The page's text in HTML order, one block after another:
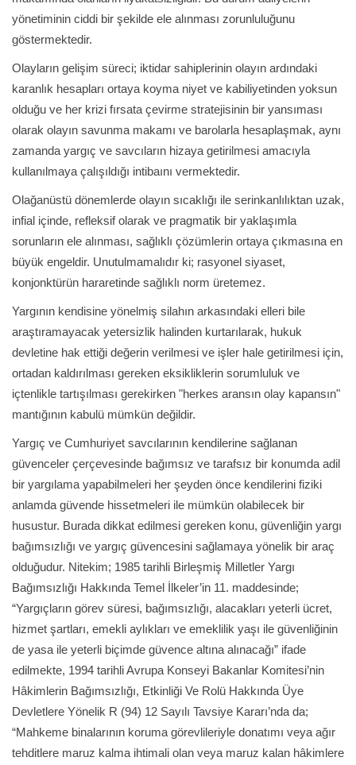
yönetiminin ciddi bir şekilde ele alınması zorunluluğunu
göstermektedir.
Olayların gelişim süreci; iktidar sahiplerinin olayın ardındaki
karanlık hesapları ortaya koyma niyet ve kabiliyetinden yoksun
olduğu ve her krizi fırsata çevirme stratejisinin bir yansıması
olarak olayın savunma makamı ve barolarla hesaplaşmak, aynı
zamanda yargıç ve savcıların hizaya getirilmesi amacıyla
kullanılmaya çalışıldığı intibaını vermektedir.
Olağanüstü dönemlerde olayın sıcaklığı ile serinkanlılıktan uzak,
infial içinde, refleksif olarak ve pragmatik bir yaklaşımla
sorunların ele alınması, sağlıklı çözümlerin ortaya çıkmasına en
büyük engeldir. Unutulmamalıdır ki; rasyonel siyaset,
konjonktürün hararetinde sağlıklı norm üretemez.
Yargının kendisine yönelmiş silahın arkasındaki elleri bile
araştıramayacak yetersizlik halinden kurtarılarak, hukuk
devletine hak ettiği değerin verilmesi ve işler hale getirilmesi için,
ortadan kaldırılması gereken eksikliklerin sorumluluk ve
içtenlikle tartışılması gerekirken "herkes aransın olay kapansın"
mantığının kabulü mümkün değildir.
Yargıç ve Cumhuriyet savcılarının kendilerine sağlanan
güvenceler çerçevesinde bağımsız ve tarafsız bir konumda adil
bir yargılama yapabilmeleri her şeyden önce kendilerini fiziki
anlamda güvende hissetmeleri ile mümkün olabilecek bir
husustur. Burada dikkat edilmesi gereken konu, güvenliğin yargı
bağımsızlığı ve yargıç güvencesini sağlamaya yönelik bir araç
olduğudur. Nitekim; 1985 tarihli Birleşmiş Milletler Yargı
Bağımsızlığı Hakkında Temel İlkeler’in 11. maddesinde;
“Yargıçların görev süresi, bağımsızlığı, alacakları yeterli ücret,
hizmet şartları, emekli aylıkları ve emeklilik yaşı ile güvenliğinin
de yasa ile yeterli biçimde güvence altına alınacağı” ifade
edilmekte, 1994 tarihli Avrupa Konseyi Bakanlar Komitesi’nin
Hâkimlerin Bağımsızlığı, Etkinliği Ve Rolü Hakkında Üye
Devletlere Yönelik R (94) 12 Sayılı Tavsiye Kararı’nda da;
“Mahkeme binalarının koruma görevlileriyle donatımı veya ağır
tehditlere maruz kalma ihtimali olan veya maruz kalan hâkimlere